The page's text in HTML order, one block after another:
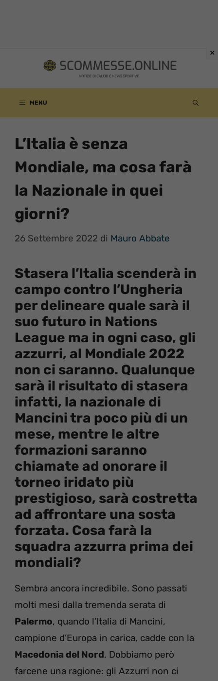
contenuto
MENU
L’Italia è senza
Mondiale, ma cosa farà
la Nazionale in quei
giorni?
26 Settembre 2022 di Mauro Abbate
Stasera l’Italia scenderà in
campo contro l’Ungheria
per delineare quale sarà il
suo futuro in Nations
League ma in ogni caso, gli
azzurri, al Mondiale 2022
non ci saranno. Qualunque
sarà il risultato di stasera
infatti, la nazionale di
Mancini tra poco più di un
mese, mentre le altre
formazioni saranno
chiamate ad onorare il
torneo iridato più
prestigioso, sarà costretta
ad affrontare una sosta
forzata. Cosa farà la
squadra azzurra prima dei
mondiali?
Sembra ancora incredibile. Sono passati
molti mesi dalla tremenda serata di
Palermo, quando l’Italia di Mancini,
campione d’Europa in carica, cadde con la
Macedonia del Nord. Dobbiamo però
farcene una ragione: gli Azzurri non ci